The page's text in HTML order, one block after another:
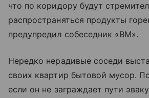
что по коридору будут
распространяться продукты
предупредил собеседник «ВМ».
Нередко нерадивые соседи
своих квартир бытовой мусор.
если он не заграждает пути